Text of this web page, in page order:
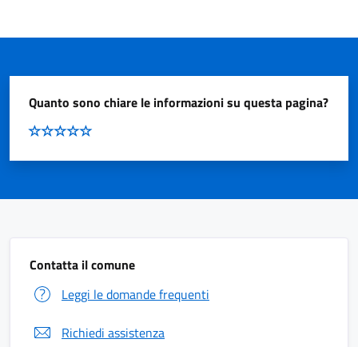
Quanto sono chiare le informazioni su questa pagina?
Contatta il comune
Leggi le domande frequenti
Richiedi assistenza